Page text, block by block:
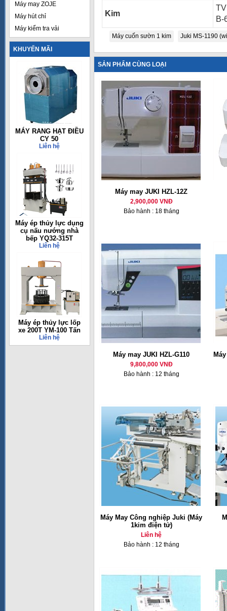
Máy may ZOJE
Máy hút chỉ
Máy kiểm tra vải
KHUYẾN MÃI
MÁY RANG HẠT ĐIỀU
CY 50
Liên hệ
Máy ép thủy lực dụng
cụ nấu nướng nhà
bếp YQ32-315T
Liên hệ
Máy ép thủy lực lốp
xe 200T YM-100 Tấn
Liên hệ
Kim
B-
Máy cuốn sườn 1 kim Juki MS-1190
SẢN PHẨM CÙNG LOẠI
Máy may JUKI HZL-12Z
2,900,000 VNĐ
Bảo hành : 18 tháng
Máy may JUKI HZL-G110
9,800,000 VNĐ
Bảo hành : 12 tháng
Máy May Công nghiệp Juki (Máy
1kim điện tử)
Liên hệ
Bảo hành : 12 tháng